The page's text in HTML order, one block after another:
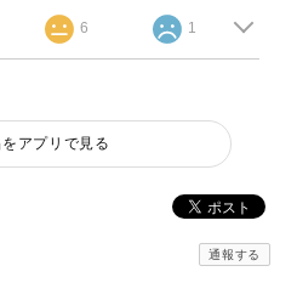
6 1
アプリで見る
通報する